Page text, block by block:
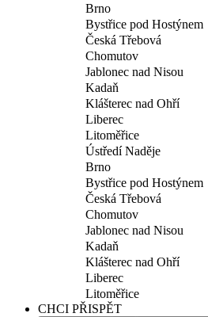
Brno
Bystřice pod Hostýnem
Česká Třebová
Chomutov
Jablonec nad Nisou
Kadaň
Klášterec nad Ohří
Liberec
Litoměřice
Ústředí Naděje
Brno
Bystřice pod Hostýnem
Česká Třebová
Chomutov
Jablonec nad Nisou
Kadaň
Klášterec nad Ohří
Liberec
Litoměřice
CHCI PŘISPĚT